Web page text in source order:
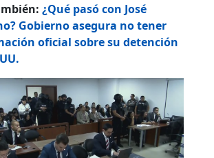
¿Qué pasó con José
Gobierno asegura no tener
oficial sobre su detención